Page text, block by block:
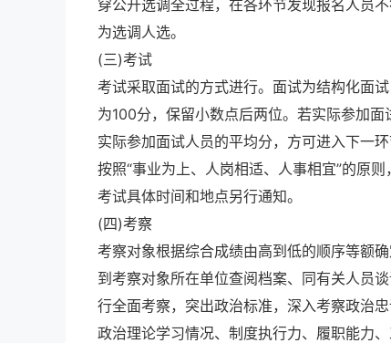
穿公开选调全过程，在各环节发现报名人员
为选调人选。
(三)考试
考试采取面试的方式进行。面试为结构化面
为100分，保留小数点后两位。若实际参加
实际参加面试人员的平均分，方可进入下一环
按照“事业为上、人岗相适、人事相宜”的原
考试具体时间和地点另行通知。
(四)考察
考察对象根据综合成绩由高到低的顺序等额
到考察对象所在单位查阅档案、同有关人员
行全面考察，突出政治标准，深入考察政治
政治理论学习情况、制度执行力、履职能力